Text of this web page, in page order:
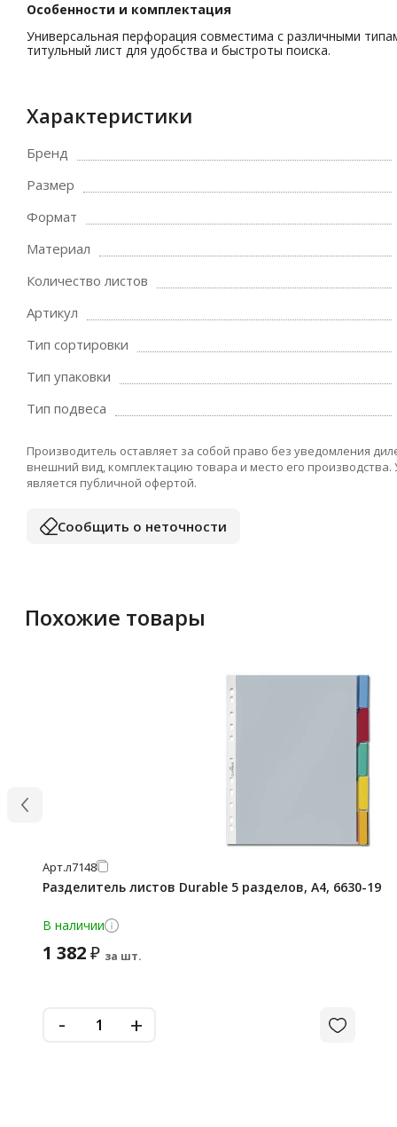
Особенности и комплектация
Универсальная перфорация совместима с различными
титульный лист для удобства и быстроты поиска.
Характеристики
Бренд
Размер
Формат
Материал
Количество листов
Артикул
Тип сортировки
Тип упаковки
Тип подвеса
Производитель оставляет за собой право без уведомления
внешний вид, комплектацию товара и место его
является публичной офертой.
Сообщить о неточности
Похожие товары
Арт.л7148
Разделитель листов Durable 5 разделов, А4, 6630-19
В наличии
1 382₽ за шт.
- +